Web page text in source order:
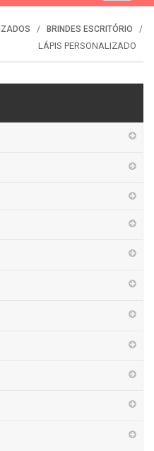
BRINDES ESCRITÓRIO
LÁPIS PERSONALIZADO